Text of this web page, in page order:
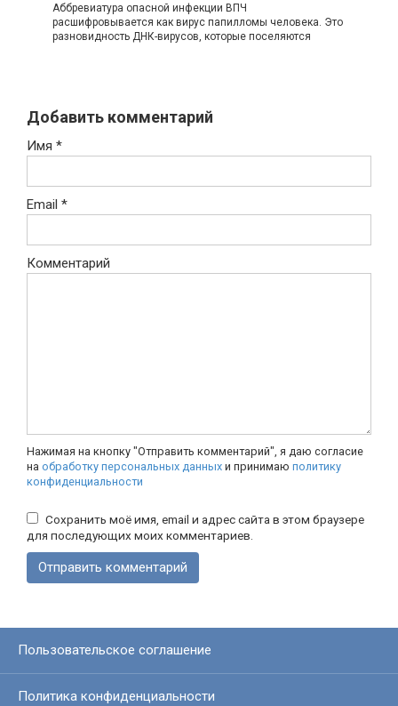
Аббревиатура опасной инфекции ВПЧ
расшифровывается как вирус папилломы человека. Это
разновидность ДНК-вирусов, которые поселяются
Добавить комментарий
Имя *
Email *
Комментарий
Нажимая на кнопку "Отправить комментарий", я даю согласие
на обработку персональных данных и принимаю политику
конфиденциальности
Сохранить моё имя, email и адрес сайта в этом браузере
для последующих моих комментариев.
Пользовательское соглашение
Политика конфиденциальности